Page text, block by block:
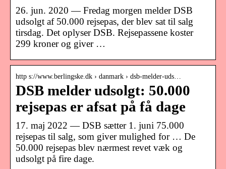
26. jun. 2020 — Fredag morgen melder DSB
udsolgt af 50.000 rejsepas, der blev sat til salg
tirsdag. Det oplyser DSB. Rejsepassene koster
299 kroner og giver …
http s://www.berlingske.dk › danmark › dsb-melder-uds…
DSB melder udsolgt: 50.000
rejsepas er afsat på få dage
17. maj 2022 — DSB sætter 1. juni 75.000
rejsepas til salg, som giver mulighed for … De
50.000 rejsepas blev nærmest revet væk og
udsolgt på fire dage.